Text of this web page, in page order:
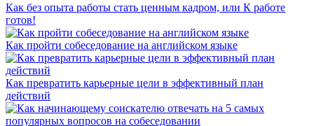
Как без опыта работы стать ценным кадром, или К работе
готов!
Как пройти собеседование на английском языке
Как превратить карьерные цели в эффективный план
действий